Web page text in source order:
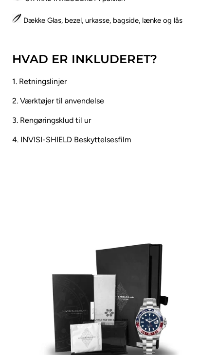
Dække Glas, bezel, urkasse, bagside, lænke og lås
HVAD ER INKLUDERET?
1. Retningslinjer
2. Værktøjer til anvendelse
3. Rengøringsklud til ur
4. INVISI-SHIELD Beskyttelsesfilm